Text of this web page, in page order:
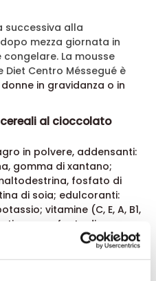
successiva alla
mezza giornata in
congelare. La mousse
Diet Centro Méssegué è
in gravidanza o in
al cioccolato
in polvere, addensanti:
gomma di xantano;
fosfato di
di soia; edulcoranti:
vitamine (C, E, A, B1,
una fonte di
uova, soia, latte e solfiti.